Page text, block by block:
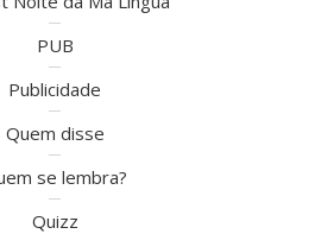
PUB
Publicidade
Quem disse
se lembra?
Quizz